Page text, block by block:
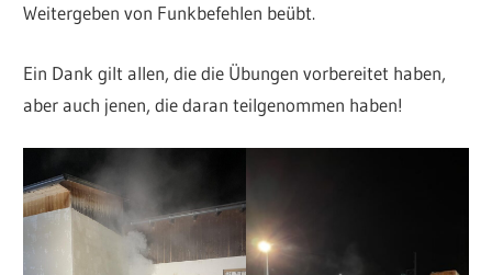
Weitergeben von Funkbefehlen beübt.
Ein Dank gilt allen, die die Übungen vorbereitet haben,
aber auch jenen, die daran teilgenommen haben!